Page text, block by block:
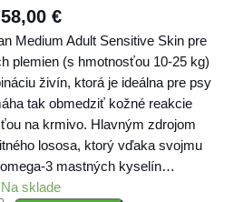
58,00 €
Medium Adult Sensitive Skin pre
plemien (s hmotnosťou 10-25 kg)
živín, ktorá je ideálna pre psy
tak obmedziť kožné reakcie
na krmivo. Hlavným zdrojom
lososa, ktorý vďaka svojmu
3 mastných kyselín…
Na sklade